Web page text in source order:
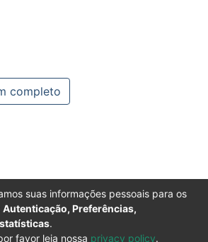
completo
suas informações pessoais para os
Autenticação, Preferências,
.
favor leia nossa privacy policy.